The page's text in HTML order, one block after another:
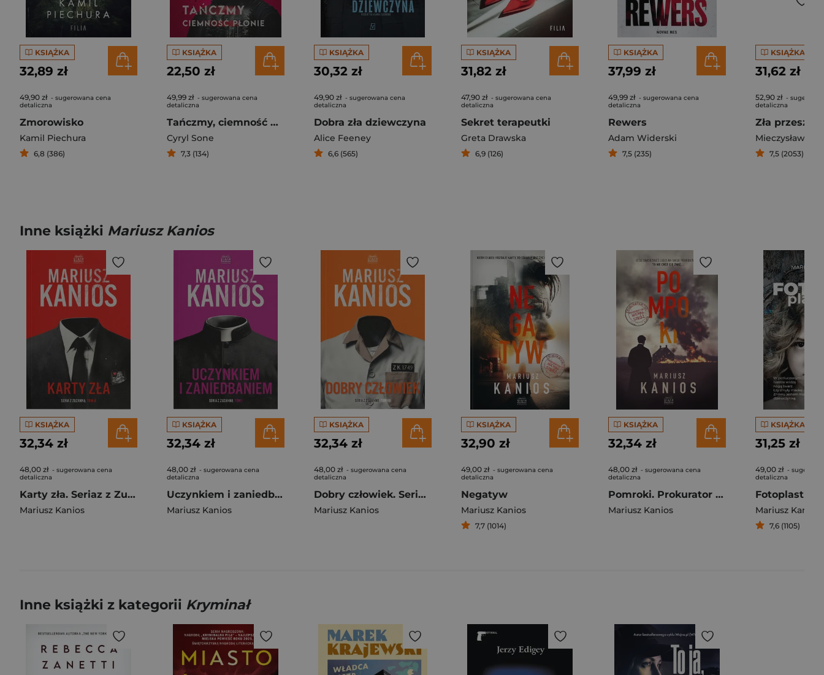
KSIĄŻKA
32,89 zł
49,90 zł - sugerowana cena
detaliczna
Zmorowisko
Kamil Piechura
6,8 (386)
KSIĄŻKA
22,50 zł
49,99 zł - sugerowana cena
detaliczna
Tańczmy, ciemność płonie
Cyryl Sone
7,3 (134)
KSIĄŻKA
30,32 zł
49,90 zł - sugerowana cena
detaliczna
Dobra zła dziewczyna
Alice Feeney
6,6 (565)
KSIĄŻKA
31,82 zł
47,90 zł - sugerowana cena
detaliczna
Sekret terapeutki
Greta Drawska
6,9 (126)
KSIĄŻKA
37,99 zł
49,99 zł - sugerowana cena
detaliczna
Rewers
Adam Widerski
7,5 (235)
KSIĄŻKA
31,62 zł
52,90 zł -
detaliczna
Zła
Mieczysław
7,5 (2053)
Inne książki Mariusz Kanios
KSIĄŻKA
32,34 zł
48,00 zł - sugerowana cena
detaliczna
Karty zła. Seriaz z Zuzanną. Tom 2
Mariusz Kanios
KSIĄŻKA
32,34 zł
48,00 zł - sugerowana cena
detaliczna
Uczynkiem i zaniedbaniem. Seriaz z Zuzanną. Tom 1
Mariusz Kanios
KSIĄŻKA
32,34 zł
48,00 zł - sugerowana cena
detaliczna
Dobry człowiek. Seriaz z Zuzanną. Tom 3
Mariusz Kanios
KSIĄŻKA
32,90 zł
49,00 zł - sugerowana cena
detaliczna
Negatyw
Mariusz Kanios
7,7 (1014)
KSIĄŻKA
32,34 zł
48,00 zł - sugerowana cena
detaliczna
Pomroki. Prokurator Michał Stróż. Tom 1
Mariusz Kanios
KSIĄŻKA
31,25 zł
49,00 zł -
detaliczna
Mariusz Kanios
7,6 (1105)
Inne książki z kategorii Kryminał